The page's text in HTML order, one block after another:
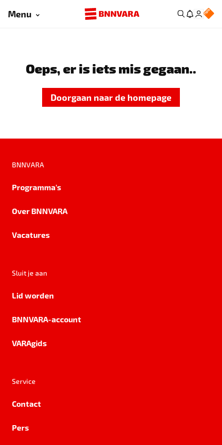
Menu
Oeps, er is iets mis gegaan..
Doorgaan naar de homepage
BNNVARA
Programma's
Over BNNVARA
Vacatures
Sluit je aan
Lid worden
BNNVARA-account
VARAgids
Service
Contact
Pers